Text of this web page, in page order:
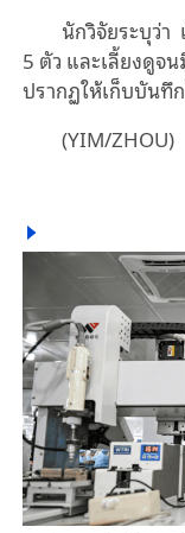
นักวิจัยระบุว่า
5 ตัว และเลี้ยงดูจ
ปรากฏให้เก็บบันทึ
(YIM/ZHOU)